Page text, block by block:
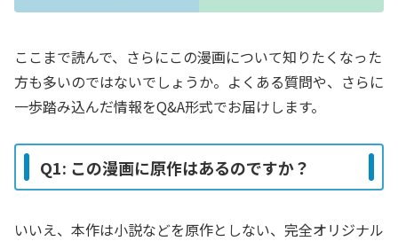
ここまで読んで、さらにこの漫画について知りたくなった
方も多いのではないでしょうか。よくある質問や、さらに
一歩踏み込んだ情報をQ&A形式でお届けします。
Q1: この漫画に原作はあるのですか？
いいえ、本作は小説などを原作としない、完全オリジナル